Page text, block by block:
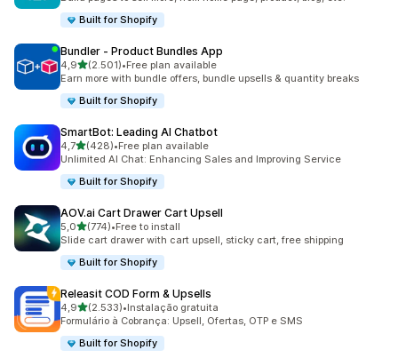
Built for Shopify
Bundler ‑ Product Bundles App
4,9de 5 estrelas
(2.501)
2501 total de avaliações
•Free plan available
Earn more with bundle offers, bundle upsells & quantity breaks
Built for Shopify
SmartBot: Leading AI Chatbot
4,7de 5 estrelas
(428)
428 total de avaliações
•Free plan available
Unlimited AI Chat: Enhancing Sales and Improving Service
Built for Shopify
AOV.ai Cart Drawer Cart Upsell
5,0de 5 estrelas
(774)
774 total de avaliações
•Free to install
Slide cart drawer with cart upsell, sticky cart, free shipping
Built for Shopify
Releasit COD Form & Upsells
4,9de 5 estrelas
(2.533)
2533 total de avaliações
•Instalação gratuita
Formulário à Cobrança: Upsell, Ofertas, OTP e SMS
Built for Shopify